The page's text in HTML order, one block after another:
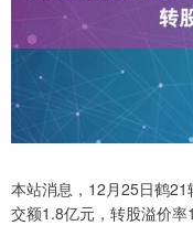
本站消息，12月25日鹤
交额1.8亿元，转股溢价率